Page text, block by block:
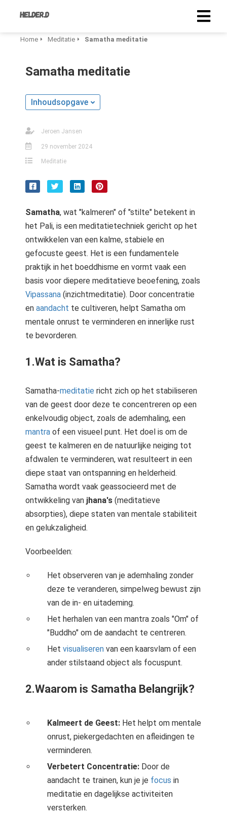
Home Meditatie Samatha meditatie
Samatha meditatie
Inhoudsopgave
Jeroen Jansen
29 november 2024
Meditatie
Samatha, wat "kalmeren" of "stilte" betekent in
het Pali, is een meditatietechniek gericht op het
ontwikkelen van een kalme, stabiele en
gefocuste geest. Het is een fundamentele
praktijk in het boeddhisme en vormt vaak een
basis voor diepere meditatieve beoefening, zoals
Vipassana (inzichtmeditatie). Door concentratie
en aandacht te cultiveren, helpt Samatha om
mentale onrust te verminderen en innerlijke rust
te bevorderen.
1.Wat is Samatha?
Samatha-meditatie richt zich op het stabiliseren
van de geest door deze te concentreren op een
enkelvoudig object, zoals de ademhaling, een
mantra of een visueel punt. Het doel is om de
geest te kalmeren en de natuurlijke neiging tot
afdwalen te verminderen, wat resulteert in een
diepe staat van ontspanning en helderheid.
Samatha wordt vaak geassocieerd met de
ontwikkeling van jhana's (meditatieve
absorpties), diepe staten van mentale stabiliteit
en gelukzaligheid.
Voorbeelden:
Het observeren van je ademhaling zonder
deze te veranderen, simpelweg bewust zijn
van de in- en uitademing.
Het herhalen van een mantra zoals "Om" of
"Buddho" om de aandacht te centreren.
Hetvisualiseren van een kaarsvlam of een
ander stilstaand object als focuspunt.
2.Waarom is Samatha Belangrijk?
Kalmeert de Geest: Het helpt om mentale
onrust, piekergedachten en afleidingen te
verminderen.
Verbetert Concentratie: Door de
aandacht te trainen, kun je je focus in
meditatie en dagelijkse activiteiten
versterken.